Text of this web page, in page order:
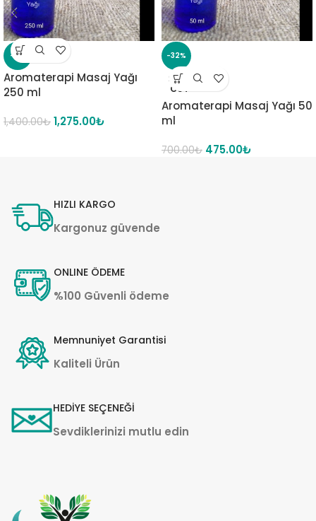
-9%
Aromaterapi Masaj Yağı
250 ml
1,400.00₺ 1,275.00₺
-32%
SOLD
OUT
Aromaterapi Masaj Yağı 50
ml
700.00₺ 475.00₺
HIZLI KARGO
Kargonuz güvende
ONLINE ÖDEME
%100 Güvenli ödeme
Memnuniyet Garantisi
Kaliteli Ürün
HEDİYE SEÇENEĞİ
Sevdiklerinizi mutlu edin